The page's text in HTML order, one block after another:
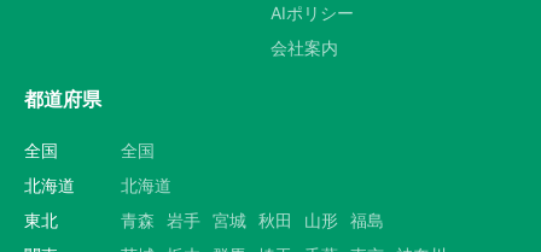
AIポリシー
会社案内
都道府県
全国
全国
北海道
北海道
東北
青森 岩手 宮城 秋田 山形 福島